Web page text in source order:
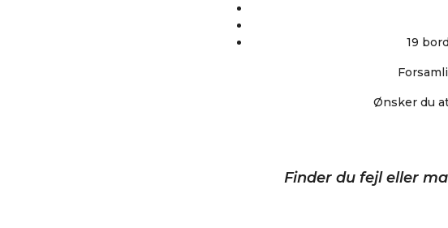
19
Ønsker du
Finder du fejl eller